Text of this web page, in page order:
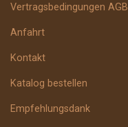
Vertragsbedingungen AGB
Anfahrt
Kontakt
Katalog bestellen
Empfehlungsdank